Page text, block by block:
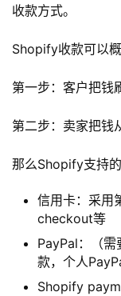
收款方式。
Shopify收款可以概
第一步：客户把
第二步：卖家把
那么Shopify支持
信用卡：采用
checkout等
PayPal：（
款，个人
Shopify